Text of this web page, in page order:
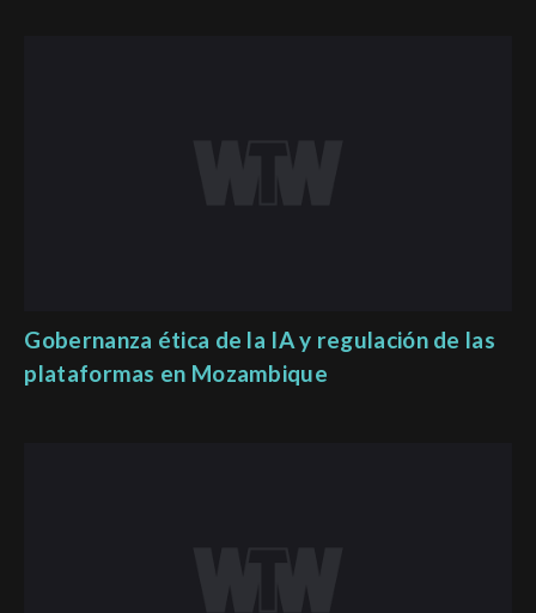
Gobernanza ética de la IA y regulación de las
plataformas en Mozambique